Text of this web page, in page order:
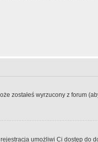
zostałeś wyrzucony z forum
umożliwi Ci dostęp